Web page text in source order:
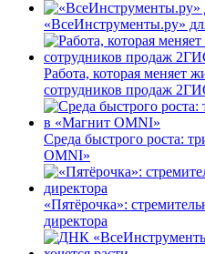
«ВсеИнструменты.ру»
Работа, которая меняет
сотрудников продаж
Среда быстрого роста:
OMNI»
«Пятёрочка»:
директора